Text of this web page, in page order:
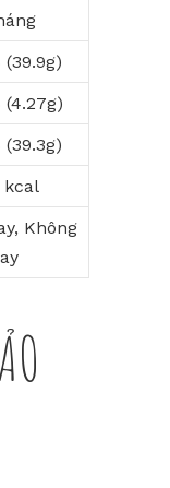
(39.9g)
(4.27g)
(39.3g)
kcal
Không